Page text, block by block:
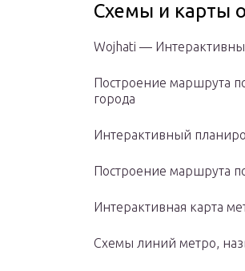
Схемы и карты
Wojhati —
Построение маршрута
города
Интерактивный
Построение маршрута
Интерактивная карта
Схемы линий метро,